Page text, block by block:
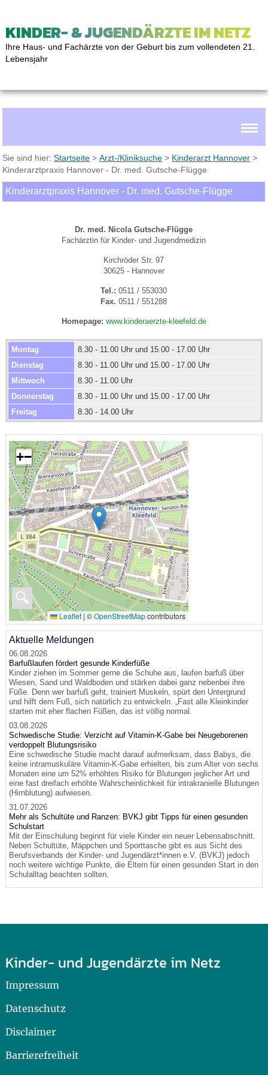
KINDER- & JUGENDÄRZTE IM NETZ
Ihre Haus- und Fachärzte von der Geburt bis zum vollendeten 21.
Lebensjahr
Sie sind hier:Startseite >Arzt-/Kliniksuche > Kinderarzt Hannover >
Kinderarztpraxis Hannover - Dr. med. Gutsche-Flügge
Kinderarztpraxis Hannover - Dr. med. Gutsche-Flügge
Dr. med. Nicola Gutsche-Flügge
Fachärztin für Kinder- und Jugendmedizin
Kirchröder Str. 97
30625 - Hannover
Tel.: 0511 / 553030
Fax. 0511 / 551288
Homepage: www.kinderaerzte-kleefeld.de
Montag
8.30 - 11.00 Uhr und 15.00 - 17.00 Uhr
Dienstag
8.30 - 11.00 Uhr und 15.00 - 17.00 Uhr
Mittwoch
8.30 - 11.00 Uhr
Donnerstag
8.30 - 11.00 Uhr und 15.00 - 17.00 Uhr
Freitag
8.30 - 14.00 Uhr
🔍
+−
Leaflet |©OpenStreetMapcontributors
Aktuelle Meldungen
06.08.2026
Barfußlaufen fördert gesunde Kinderfüße
Kinder ziehen im Sommer gerne die Schuhe aus, laufen barfuß über
Wiesen, Sand und Waldboden und stärken dabei ganz nebenbei ihre
Füße. Denn wer barfuß geht, trainiert Muskeln, spürt den Untergrund
und hilft dem Fuß, sich natürlich zu entwickeln. „Fast alle Kleinkinder
starten mit eher flachen Füßen, das ist völlig normal.
03.08.2026
Schwedische Studie: Verzicht auf Vitamin-K-Gabe bei Neugeborenen
verdoppelt Blutungsrisiko
Eine schwedische Studie macht darauf aufmerksam, dass Babys, die
keine intramuskuläre Vitamin-K-Gabe erhielten, bis zum Alter von sechs
Monaten eine um 52% erhöhtes Risiko für Blutungen jeglicher Art und
eine fast dreifach erhöhte Wahrscheinlichkeit für intrakranielle Blutungen
(Hirnblutung) aufwiesen.
31.07.2026
Mehr als Schultüte und Ranzen: BVKJ gibt Tipps für einen gesunden
Schulstart
Mit der Einschulung beginnt für viele Kinder ein neuer Lebensabschnitt.
Neben Schultüte, Mäppchen und Sporttasche gibt es aus Sicht des
Berufsverbands der Kinder- und Jugendärzt*innen e.V. (BVKJ) jedoch
noch weitere wichtige Punkte, die Eltern für einen gesunden Start in den
Schulalltag beachten sollten.
Kinder- und Jugendärzte im Netz
Impressum
Datenschutz
Disclaimer
Barrierefreiheit